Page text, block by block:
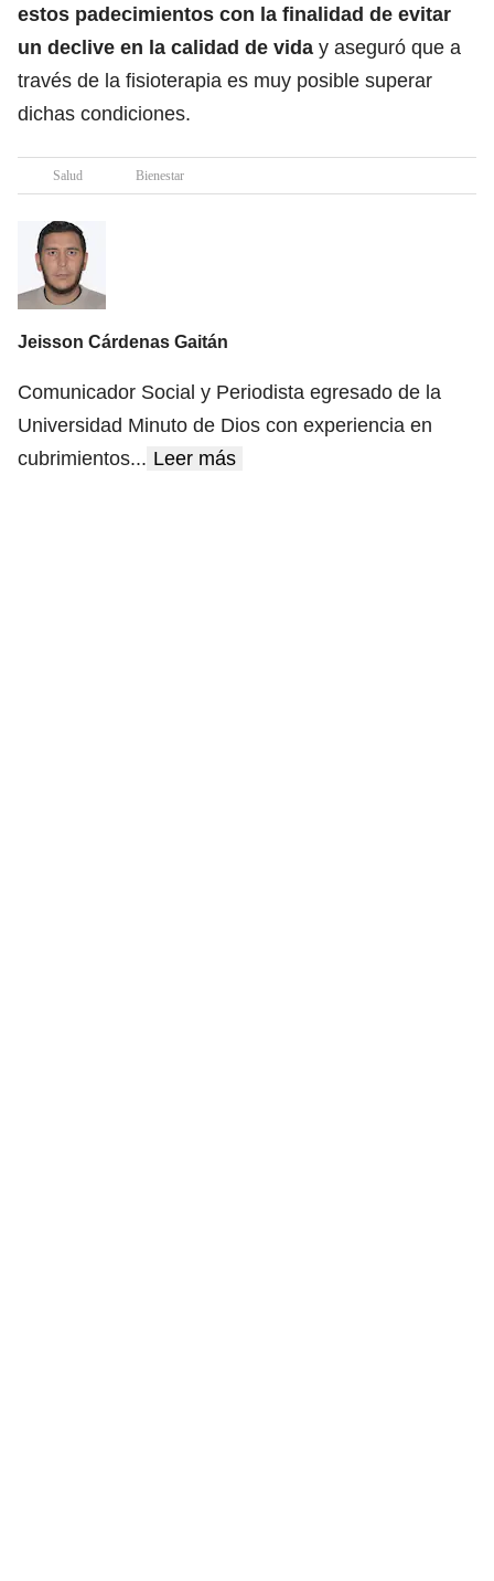
estos padecimientos con la finalidad de evitar
un declive en la calidad de vida y aseguró que a
través de la fisioterapia es muy posible superar
dichas condiciones.
Salud Bienestar
Jeisson Cárdenas Gaitán
Comunicador Social y Periodista egresado de la
Universidad Minuto de Dios con experiencia en
cubrimientos... Leer más